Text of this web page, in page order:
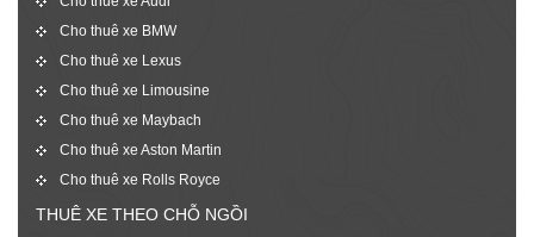
Cho thuê xe BMW
Cho thuê xe Lexus
Cho thuê xe Limousine
Cho thuê xe Maybach
Cho thuê xe Aston Martin
Cho thuê xe Rolls Royce
THUÊ XE THEO CHỖ NGỒI